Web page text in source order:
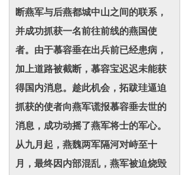
断燕军与后燕都城中山之间的联系，
并成功抓获一名前往前线的燕国使
者。由于慕容垂在出兵前已经患病，
加上道路被截断，慕容宝迟迟未能获
得国内消息。趁此机会，拓跋珪逼迫
抓获的使者向燕军谎报慕容垂去世的
消息，成功动摇了燕军将士的军心。
从九月起，燕魏两军隔河对峙至十
月，最终因内部混乱，燕军被迫烧毁